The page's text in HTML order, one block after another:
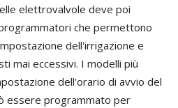
elettrovalvole deve poi
che permettono
dell'irrigazione e
mai eccessivi. I modelli più
dell'orario di avvio del
essere programmato per